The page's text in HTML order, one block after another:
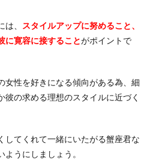
、
スタイルアップに努めること、
に寛容に接することがポイントで
女性を好きになる傾向がある為、細
の求める理想のスタイルに近づく
してくれて一緒にいたがる蟹座君な
うにしましょう。